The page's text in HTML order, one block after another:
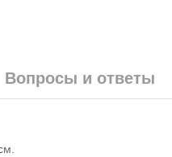
Вопросы и ответы